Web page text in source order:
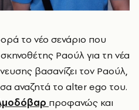
το νέο σενάριο που
Ραούλ για τη νέα
βασανίζει τον Ραούλ,
αναζητά το alterego του.
προφανώς και